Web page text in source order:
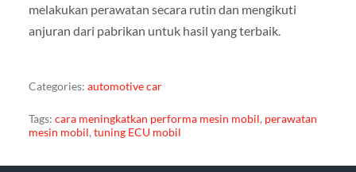
melakukan perawatan secara rutin dan mengikuti
anjuran dari pabrikan untuk hasil yang terbaik.
Categories: automotive car
Tags: cara meningkatkan performa mesin mobil, perawatan
mesin mobil, tuning ECU mobil